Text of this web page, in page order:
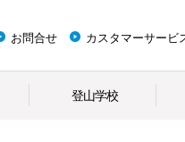
お問合せ カスタマーサービ
登山学校